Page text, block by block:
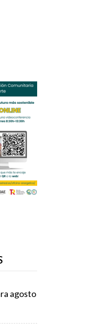
agosto